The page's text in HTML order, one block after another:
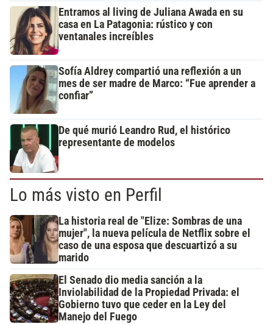
Entramos al living de Juliana Awada en su
casa en La Patagonia: rústico y con
ventanales increíbles
Sofía Aldrey compartió una reflexión a un
mes de ser madre de Marco: “Fue aprender a
confiar”
De qué murió Leandro Rud, el histórico
representante de modelos
Lo más visto en Perfil
La historia real de "Elize: Sombras de una
mujer", la nueva película de Netflix sobre el
caso de una esposa que descuartizó a su
marido
El Senado dio media sanción a la
Inviolabilidad de la Propiedad Privada: el
Gobierno tuvo que ceder en la Ley del
Manejo del Fuego